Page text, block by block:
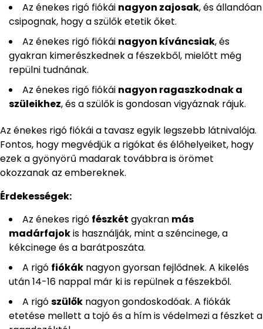
Az énekes rigó fiókái nagyon zajosak, és állandóan
csipognak, hogy a szülők etetik őket.
Az énekes rigó fiókái nagyon kíváncsiak, és
gyakran kimerészkednek a fészekből, mielőtt még
repülni tudnának.
Az énekes rigó fiókái nagyon ragaszkodnak a
szüleikhez, és a szülők is gondosan vigyáznak rájuk.
Az énekes rigó fiókái a tavasz egyik legszebb látnivalója.
Fontos, hogy megvédjük a rigókat és élőhelyeiket, hogy
ezek a gyönyörű madarak továbbra is örömet
okozzanak az embereknek.
Érdekességek:
Az énekes rigó fészkét gyakran más
madárfajokis használják, mint a széncinege, a
kékcinege és a barátposzáta.
A rigó fiókák nagyon gyorsan fejlődnek. A kikelés
után 14-16 nappal már ki is repülnek a fészekből.
A rigószülők nagyon gondoskodóak. A fiókák
etetése mellett a tojó és a hím is védelmezi a fészket a